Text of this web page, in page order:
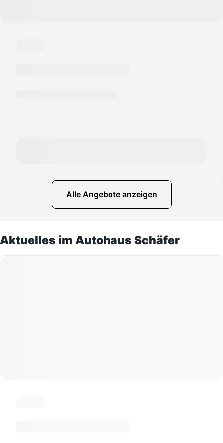
Alle Angebote anzeigen
Aktuelles im Autohaus Schäfer